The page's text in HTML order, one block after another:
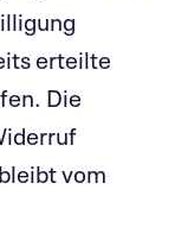
erteilte
Die
vom